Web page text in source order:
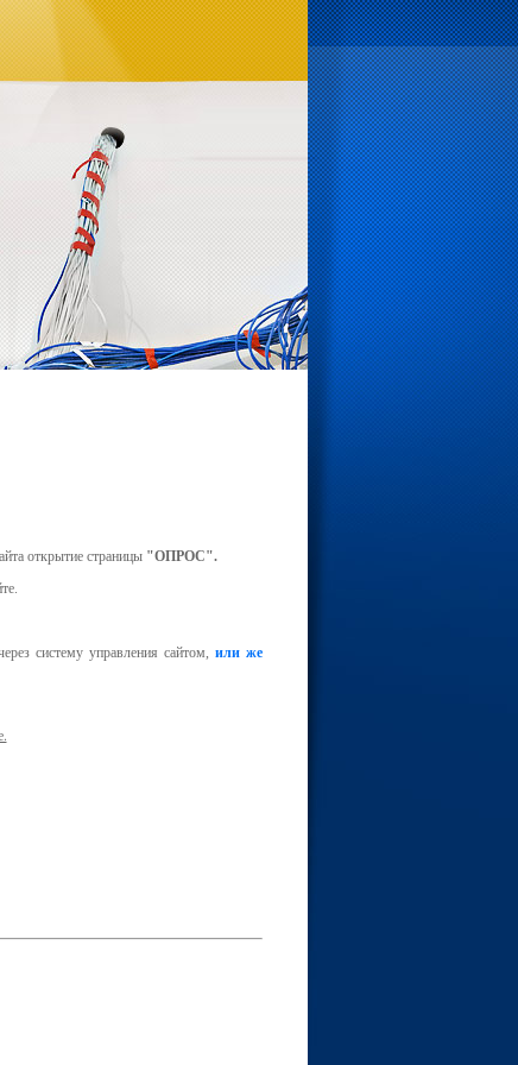
открытие страницы "ОПРОС".
систему управления сайтом, или же